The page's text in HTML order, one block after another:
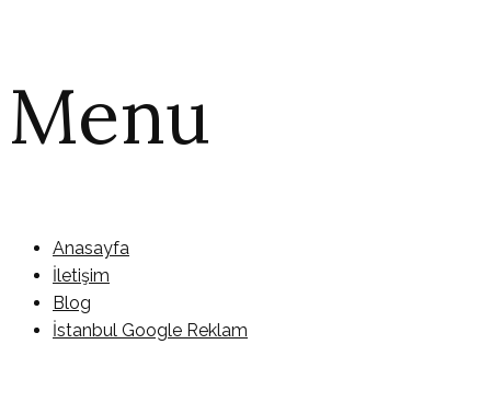
Menu
Anasayfa
İletişim
Blog
İstanbul Google Reklam